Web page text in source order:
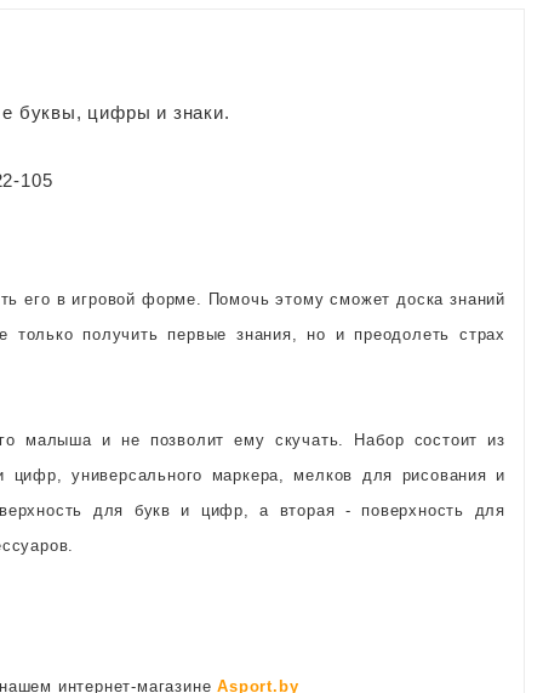
буквы, цифры и знаки.
105
его в игровой форме. Помочь этому сможет доска знаний
получить первые знания, но и преодолеть страх
малыша и не позволит ему скучать. Набор состоит из
цифр, универсального маркера, мелков для рисования и
для букв и цифр, а вторая - поверхность для
интернет-магазинеAsport.by